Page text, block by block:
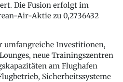
Die Fusion erfolgt im
Air-Aktie zu 0,2736432
umfangreiche Investitionen,
neue Trainingszentren
am Flughafen
Sicherheitssysteme